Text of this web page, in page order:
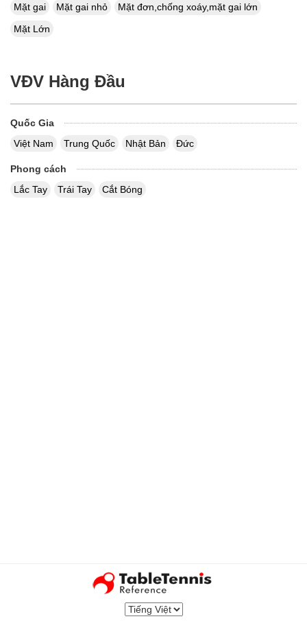
Mặt gai
Mặt gai nhỏ
Mặt đơn,chống xoáy,mặt gai lớn
Mặt Lớn
VĐV Hàng Đầu
Quốc Gia
Việt Nam
Trung Quốc Nhật Bản Đức
Phong cách
Lắc Tay
Trái Tay Cắt Bóng